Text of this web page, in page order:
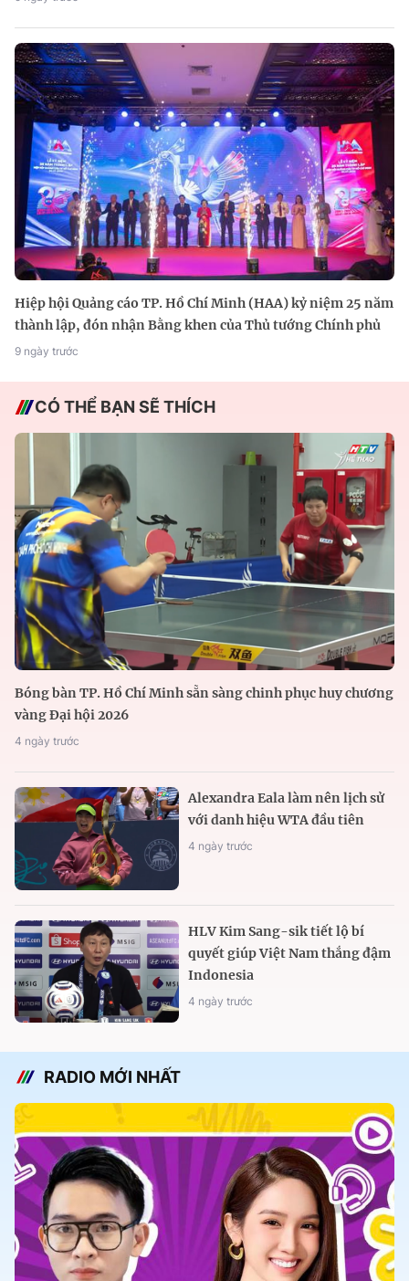
Hiệp hội Quảng cáo TP. Hồ Chí Minh (HAA) kỷ niệm 25 năm
thành lập, đón nhận Bằng khen của Thủ tướng Chính phủ
9 ngày trước
CÓ THỂ BẠN SẼ THÍCH
Bóng bàn TP. Hồ Chí Minh sẵn sàng chinh phục huy chương
vàng Đại hội 2026
4 ngày trước
Alexandra Eala làm nên lịch sử
với danh hiệu WTA đầu tiên
4 ngày trước
HLV Kim Sang-sik tiết lộ bí
quyết giúp Việt Nam thắng đậm
Indonesia
4 ngày trước
RADIO MỚI NHẤT